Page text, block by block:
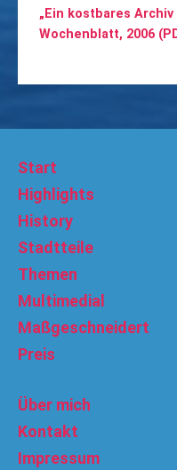
„Ein kostbares
Wochenblatt, 2006
Start
Highlights
History
Stadtteile
Themen
Multimedial
Maßgeschneidert
Preis
Über mich
Kontakt
Impressum